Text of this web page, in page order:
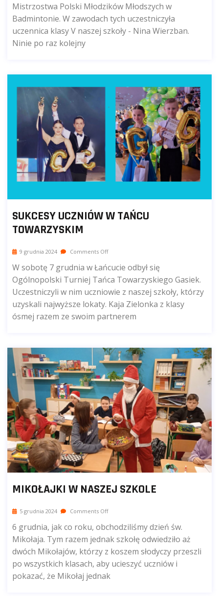
Mistrzostwa Polski Młodzików Młodszych w
Badmintonie. W zawodach tych uczestniczyła
uczennica klasy V naszej szkoły - Nina Wierzban.
Ninie po raz kolejny
SUKCESY UCZNIÓW W TAŃCU
TOWARZYSKIM
9 grudnia 2024 Comments Off
W sobotę 7 grudnia w Łańcucie odbył się
Ogólnopolski Turniej Tańca Towarzyskiego Gasiek.
Uczestniczyli w nim uczniowie z naszej szkoły, którzy
uzyskali najwyższe lokaty. Kaja Zielonka z klasy
ósmej razem ze swoim partnerem
MIKOŁAJKI W NASZEJ SZKOLE
5 grudnia 2024 Comments Off
6 grudnia, jak co roku, obchodziliśmy dzień św.
Mikołaja. Tym razem jednak szkołę odwiedziło aż
dwóch Mikołajów, którzy z koszem słodyczy przeszli
po wszystkich klasach, aby ucieszyć uczniów i
pokazać, że Mikołaj jednak